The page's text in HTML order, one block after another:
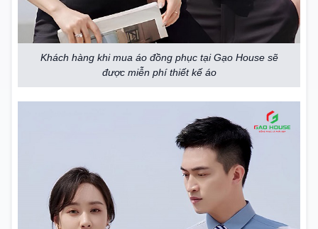
Khách hàng khi mua áo đồng phục tại Gạo House sẽ
được miễn phí thiết kế áo